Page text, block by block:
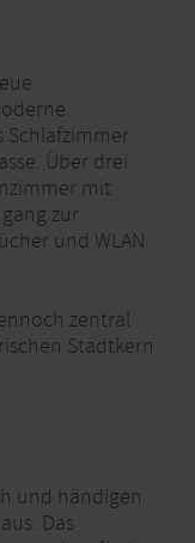
Schlafzimmer
Über drei
mit
zur
und WLAN
zentral
Stadtkern
und händigen
Das